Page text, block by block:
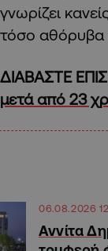
γνωρίζει
τόσο αθόρυβα
ΔΙΑΒΑΣΤΕ
μετά από 23
06.08.2026
Αννίτα